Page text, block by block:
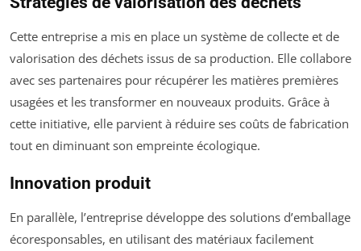
Cette entreprise a mis en place un système de collecte et de
valorisation des déchets issus de sa production. Elle collabore
avec ses partenaires pour récupérer les matières premières
usagées et les transformer en nouveaux produits. Grâce à
cette initiative, elle parvient à réduire ses coûts de fabrication
tout en diminuant son empreinte écologique.
Innovation produit
En parallèle, l’entreprise développe des solutions d’emballage
écoresponsables, en utilisant des matériaux facilement